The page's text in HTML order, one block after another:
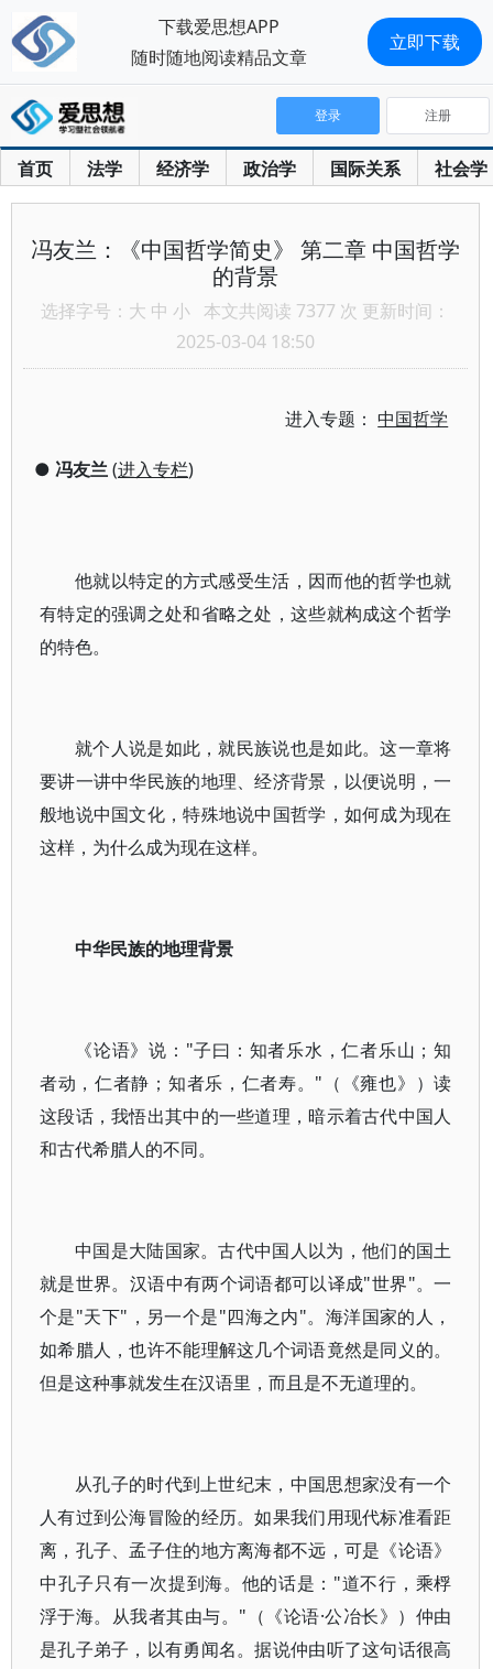
首页 法学 经济学 政治学 国际关系 社会学
登录 注册
冯友兰：《中国哲学简史》 第二章 中国哲学
的背景
选择字号： 大 中 小 本文共阅读 7377 次 更新时间：
2025-03-04 18:50
进入专题：中国哲学
● 冯友兰(进入专栏)
他就以特定的方式感受生活，因而他的哲学也就
有特定的强调之处和省略之处，这些就构成这个哲学
的特色。
就个人说是如此，就民族说也是如此。这一章将
要讲一讲中华民族的地理、经济背景，以便说明，一
般地说中国文化，特殊地说中国哲学，如何成为现在
这样，为什么成为现在这样。
中华民族的地理背景
《论语》说："子曰：知者乐水，仁者乐山；知
者动，仁者静；知者乐，仁者寿。"（《雍也》）读
这段话，我悟出其中的一些道理，暗示着古代中国人
和古代希腊人的不同。
中国是大陆国家。古代中国人以为，他们的国土
就是世界。汉语中有两个词语都可以译成"世界"。一
个是"天下"，另一个是"四海之内"。海洋国家的人，
如希腊人，也许不能理解这几个词语竟然是同义的。
但是这种事就发生在汉语里，而且是不无道理的。
从孔子的时代到上世纪末，中国思想家没有一个
人有过到公海冒险的经历。如果我们用现代标准看距
离，孔子、孟子住的地方离海都不远，可是《论语》
中孔子只有一次提到海。他的话是："道不行，乘桴
浮于海。从我者其由与。"（《论语·公冶长》）仲由
是孔子弟子，以有勇闻名。据说仲由听了这句话很高
下载爱思想APP
随时随地阅读精品文章
立即下载